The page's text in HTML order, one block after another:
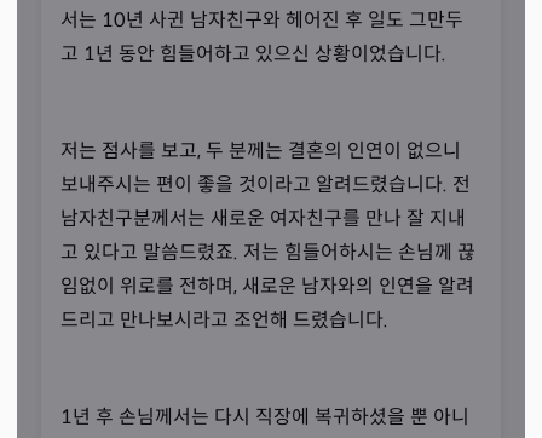
정확하게 파악하는 심리
“당신만을 위합니다.”
선생님께서는 손님의 심리를 잘 파악하고 공감해 드리기 때
다’는 후기를 손님들로부터 많이 듣는다고 하시면서요.
서는 10년 사귄 남자친구와 헤어진 후 일도 그만두
고 1년 동안 힘들어하고 있으신 상황이었습니다.
저는 점사를 보고, 두 분께는 결혼의 인연이 없으니
보내주시는 편이 좋을 것이라고 알려드렸습니다. 전
남자친구분께서는 새로운 여자친구를 만나 잘 지내
고 있다고 말씀드렸죠. 저는 힘들어하시는 손님께 끊
임없이 위로를 전하며, 새로운 남자와의 인연을 알려
드리고 만나보시라고 조언해 드렸습니다.
1년 후 손님께서는 다시 직장에 복귀하셨을 뿐 아니